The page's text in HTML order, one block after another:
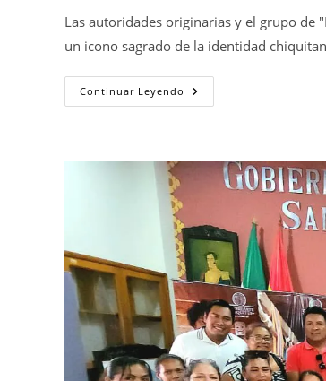
Las autoridades originarias y el grupo de
un icono sagrado de la identidad
Continuar Leyendo